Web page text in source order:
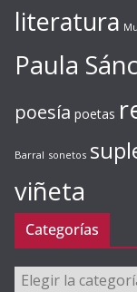
literatura
Paula
poesía poetas
Barral sonetos
viñeta
Categorías
Categorías